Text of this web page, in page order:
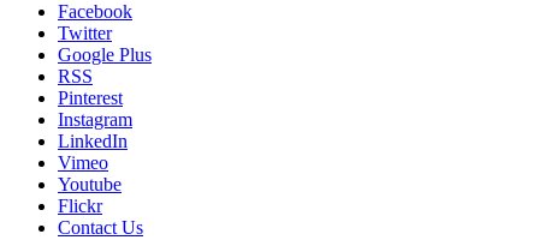
Facebook
Twitter
Google Plus
RSS
Pinterest
Instagram
LinkedIn
Vimeo
Youtube
Flickr
Contact Us